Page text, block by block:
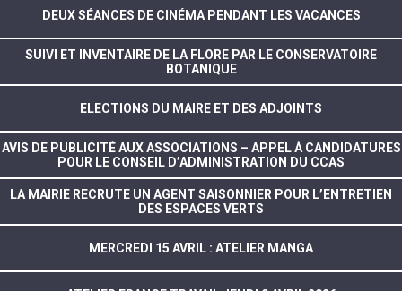
DEUX SÉANCES DE CINÉMA PENDANT LES VACANCES
SUIVI ET INVENTAIRE DE LA FLORE PAR LE CONSERVATOIRE
BOTANIQUE
ELECTIONS DU MAIRE ET DES ADJOINTS
AVIS DE PUBLICITÉ AUX ASSOCIATIONS – APPEL À CANDIDATURES
POUR LE CONSEIL D’ADMINISTRATION DU CCAS
LA MAIRIE RECRUTE UN AGENT SAISONNIER POUR L’ENTRETIEN
DES ESPACES VERTS
MERCREDI 15 AVRIL : ATELIER MANGA